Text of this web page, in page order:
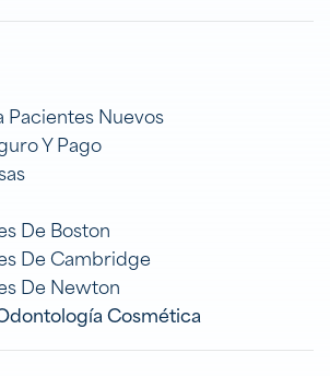
Pacientes Nuevos
Y Pago
De Boston
De Cambridge
De Newton
Cosmética